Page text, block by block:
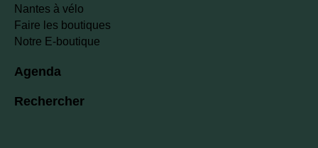
Nantes à vélo
Faire les boutiques
Notre E-boutique
Agenda
Rechercher